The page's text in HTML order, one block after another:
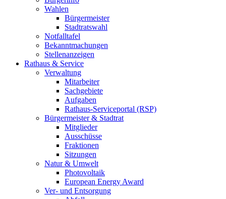
Wahlen
Bürgermeister
Stadtratswahl
Notfalltafel
Bekanntmachungen
Stellenanzeigen
Rathaus & Service
Verwaltung
Mitarbeiter
Sachgebiete
Aufgaben
Rathaus-Serviceportal (RSP)
Bürgermeister & Stadtrat
Mitglieder
Ausschüsse
Fraktionen
Sitzungen
Natur & Umwelt
Photovoltaik
European Energy Award
Ver- und Entsorgung